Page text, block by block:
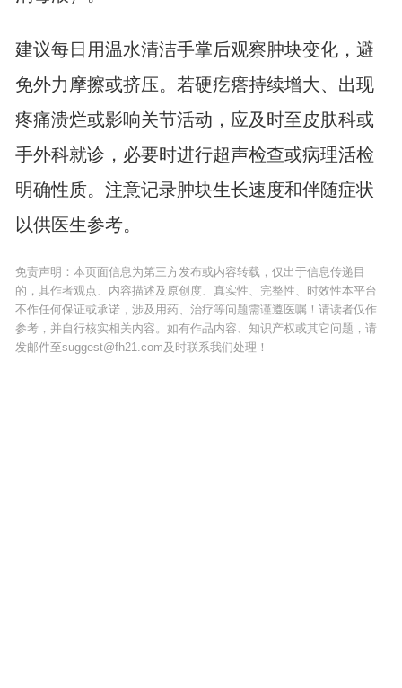
建议每日用温水清洁手掌后观察肿块变化，避
免外力摩擦或挤压。若硬疙瘩持续增大、出现
疼痛溃烂或影响关节活动，应及时至皮肤科或
手外科就诊，必要时进行超声检查或病理活检
明确性质。注意记录肿块生长速度和伴随症状
以供医生参考。
免责声明：本页面信息为第三方发布或内容转载，仅出于信息传递目
的，其作者观点、内容描述及原创度、真实性、完整性、时效性本平台
不作任何保证或承诺，涉及用药、治疗等问题需谨遵医嘱！请读者仅作
参考，并自行核实相关内容。如有作品内容、知识产权或其它问题，请
发邮件至suggest@fh21.com及时联系我们处理！